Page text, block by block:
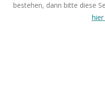
bestehen, dann bitte diese
hier